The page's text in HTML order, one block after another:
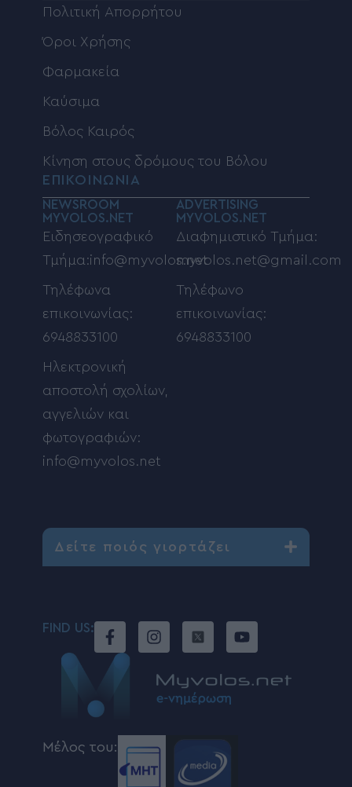
Πολιτική Απορρήτου
Όροι Χρήσης
Φαρμακεία
Καύσιμα
Βόλος Καιρός
Κίνηση στους δρόμους του Βόλου
ΕΠΙΚΟΙΝΩΝΙΑ
NEWSROOM
MYVOLOS.NET
Ειδησεογραφικό
Τμήμα:info@myvolos.net
Τηλέφωνα
επικοινωνίας:
6948833100
Ηλεκτρονική
αποστολή σχολίων,
αγγελιών και
φωτογραφιών:
info@myvolos.net
ADVERTISING
MYVOLOS.NET
Διαφημιστικό Τμήμα:
myvolos.net@gmail.com
Τηλέφωνο
επικοινωνίας:
6948833100
Δείτε ποιός γιορτάζει
FIND US:
Μέλος του: